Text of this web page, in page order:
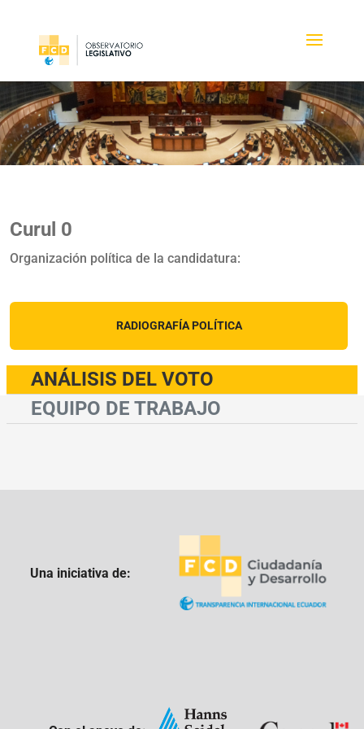
Curul 0
Organización política de la candidatura:
RADIOGRAFÍA POLÍTICA
ANÁLISIS DEL VOTO
EQUIPO DE TRABAJO
Una iniciativa de: